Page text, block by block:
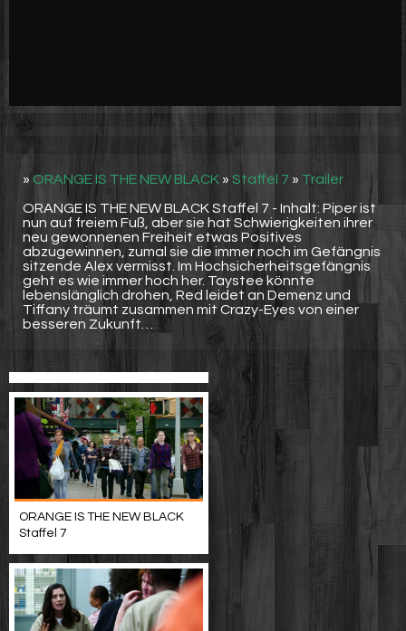
» ORANGE IS THE NEW BLACK » Staffel 7 » Trailer
ORANGE IS THE NEW BLACK Staffel 7 - Inhalt: Piper ist
nun auf freiem Fuß, aber sie hat Schwierigkeiten ihrer
neu gewonnenen Freiheit etwas Positives
abzugewinnen, zumal sie die immer noch im Gefängnis
sitzende Alex vermisst. Im Hochsicherheitsgefängnis
geht es wie immer hoch her. Taystee könnte
lebenslänglich drohen, Red leidet an Demenz und
Tiffany träumt zusammen mit Crazy-Eyes von einer
besseren Zukunft…
ORANGE IS THE NEW BLACK
Staffel 7